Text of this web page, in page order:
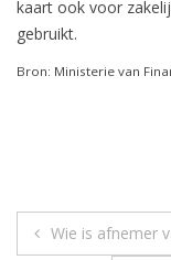
kaart ook voor
gebruikt.
Bron: Ministerie van
Wie is afnemer